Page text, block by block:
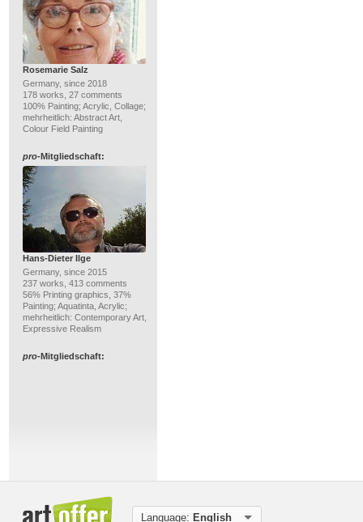
Rosemarie Salz
Germany, since 2018
178 works, 27 comments
100% Painting; Acrylic, Collage;
mehrheitlich: Abstract Art,
Colour Field Painting
pro-Mitgliedschaft:
Hans-Dieter Ilge
Germany, since 2015
237 works, 413 comments
56% Printing graphics, 37%
Painting; Aquatinta, Acrylic;
mehrheitlich: Contemporary Art,
Expressive Realism
pro-Mitgliedschaft:
Germany, since 2014
211 works, 163 comments
Language: English